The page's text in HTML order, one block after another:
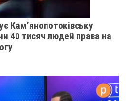
Кам’янопотоківську
40 тисяч людей права на